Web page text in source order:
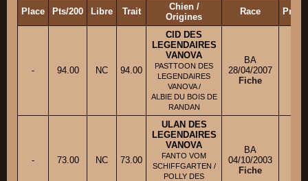
Place Pts/200 Libre Trait
Chien /
Origines
Race
- 94.00 NC 94.00
CID DES
LEGENDAIRES
VANOVA
PASTTOON DES
LEGENDAIRES
VANOVA /
ALBIE DU BOIS DE
RANDAN
BA
28/04/2007
Fiche
- 73.00 NC 73.00
ULAN DES
LEGENDAIRES
VANOVA
FANTO VOM
SCHIFFGARTEN /
POLLY DES
BA
04/10/2003
Fiche